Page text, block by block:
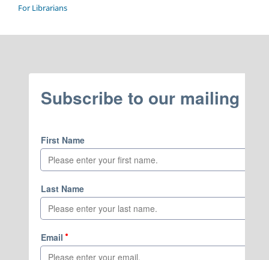
For Librarians